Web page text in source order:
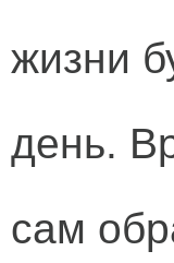
жизни
день.
сам